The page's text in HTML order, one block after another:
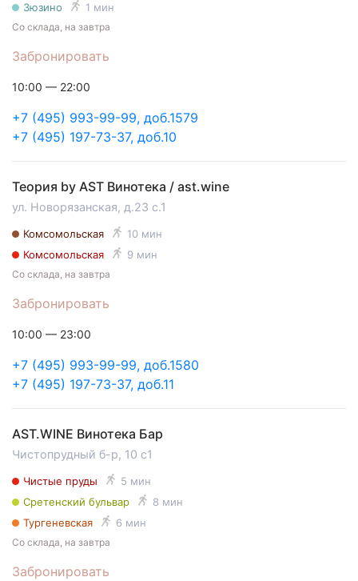
Зюзино 1 мин
Забронировать
Со склада, на завтра
+7 (495) 993-99-99, доб.1579
+7 (495) 197-73-37, доб.10
10:00 — 22:00
Теория by AST Винотека / ast.wine
ул. Новорязанская, д.23 с.1
Комсомольская
10 мин
Комсомольская
9 мин
Забронировать
Со склада, на завтра
+7 (495) 993-99-99, доб.1580
+7 (495) 197-73-37, доб.11
10:00 — 23:00
AST.WINE Винотека Бар
Чистопрудный б-р, 10 с1
Чистые пруды
5 мин
Сретенский бульвар
8 мин
Тургеневская
6 мин
Забронировать
Со склада, на завтра